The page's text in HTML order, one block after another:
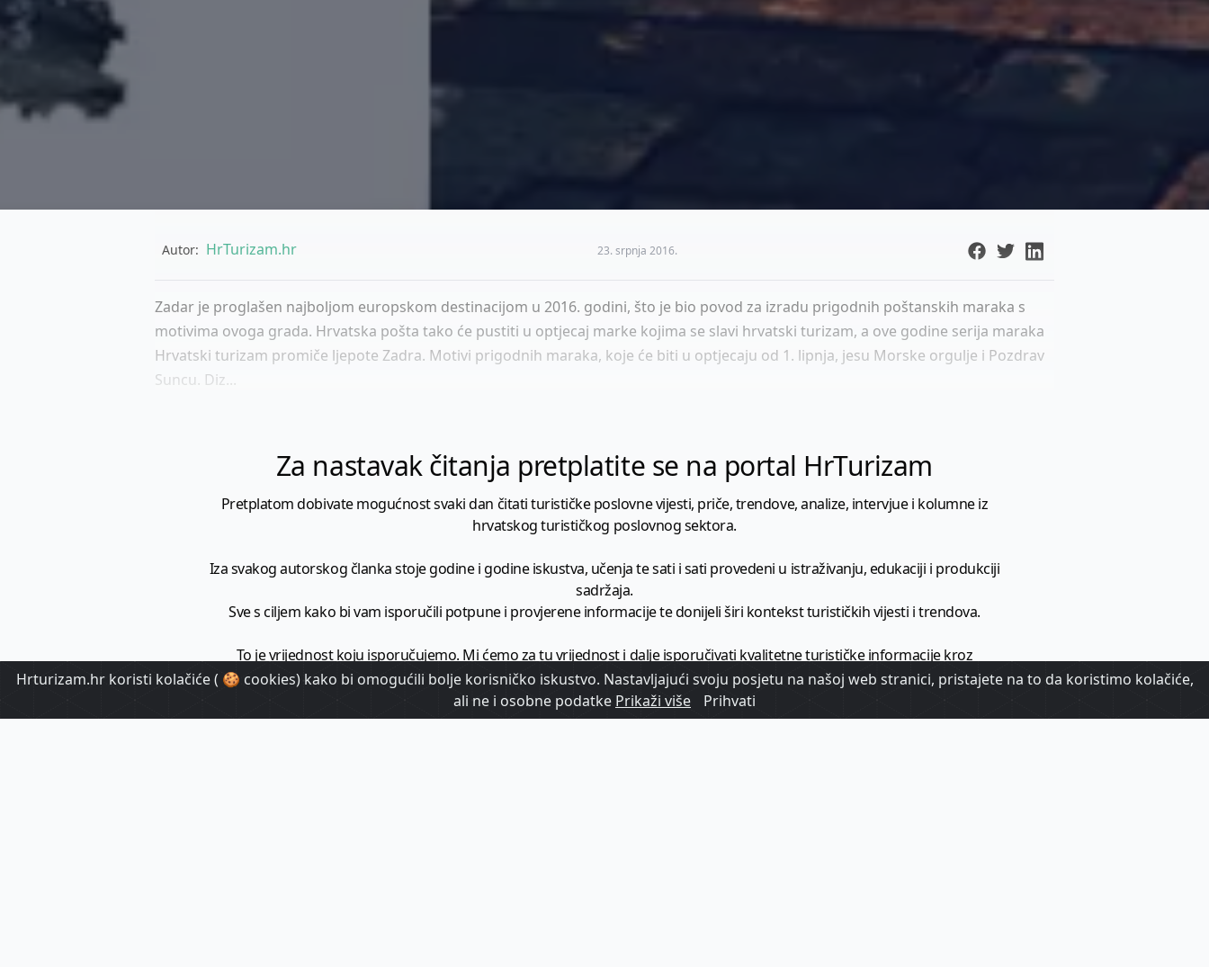
Autor: HrTurizam.hr 23. srpnja 2016.
Zadar je proglašen najboljom europskom destinacijom u 2016. godini, što je bio povod za izradu prigodnih poštanskih maraka s
motivima ovoga grada. Hrvatska pošta tako će pustiti u optjecaj marke kojima se slavi hrvatski turizam, a ove godine serija maraka
Hrvatski turizam promiče ljepote Zadra. Motivi prigodnih maraka, koje će biti u optjecaju od 1. lipnja, jesu Morske orgulje i Pozdrav
Suncu. Diz...
Za nastavak čitanja pretplatite se na portal HrTurizam
Pretplatom dobivate mogućnost svaki dan čitati turističke poslovne vijesti, priče, trendove, analize, intervjue i kolumne iz
hrvatskog turističkog poslovnog sektora.
Iza svakog autorskog članka stoje godine i godine iskustva, učenja te sati i sati provedeni u istraživanju, edukaciji i produkciji
sadržaja.
Sve s ciljem kako bi vam isporučili potpune i provjerene informacije te donijeli širi kontekst turističkih vijesti i trendova.
To je vrijednost koju isporučujemo. Mi ćemo za tu vrijednost i dalje isporučivati kvalitetne turističke informacije kroz
minimalno1728 članaka godišnje.
HrTurizam - vaš izvor informacija iz poslovnog svijeta hrvatskog turizma.
Hrturizam.hr koristi kolačiće ( 🍪 cookies) kako bi omogućili bolje korisničko iskustvo. Nastavljajući svoju posjetu na našoj web stranici, pristajete na to da koristimo kolačiće,
ali ne i osobne podatke Prikaži više Prihvati